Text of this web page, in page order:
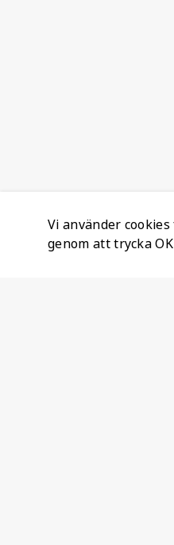
Vi använder
genom att trycka